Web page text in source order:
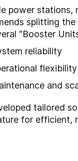
power stations,
splitting
“Booster
reliability
flexibility
and
tailored
for efficient,